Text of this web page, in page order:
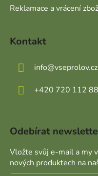
Reklamace a vrácení
Kontakt
info@vseprolov.cz
+420 720 112
Odebírat
Vložte svůj e-mail a my
nových produktech na